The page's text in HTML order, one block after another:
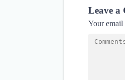
Leave a
Your email